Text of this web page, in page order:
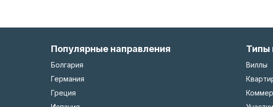
Популярные направления
Болгария
Германия
Греция
Типы
Виллы